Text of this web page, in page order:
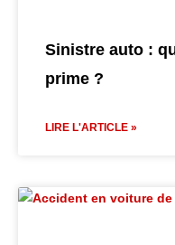
Sinistre auto :
prime ?
LIRE L'ARTICLE »